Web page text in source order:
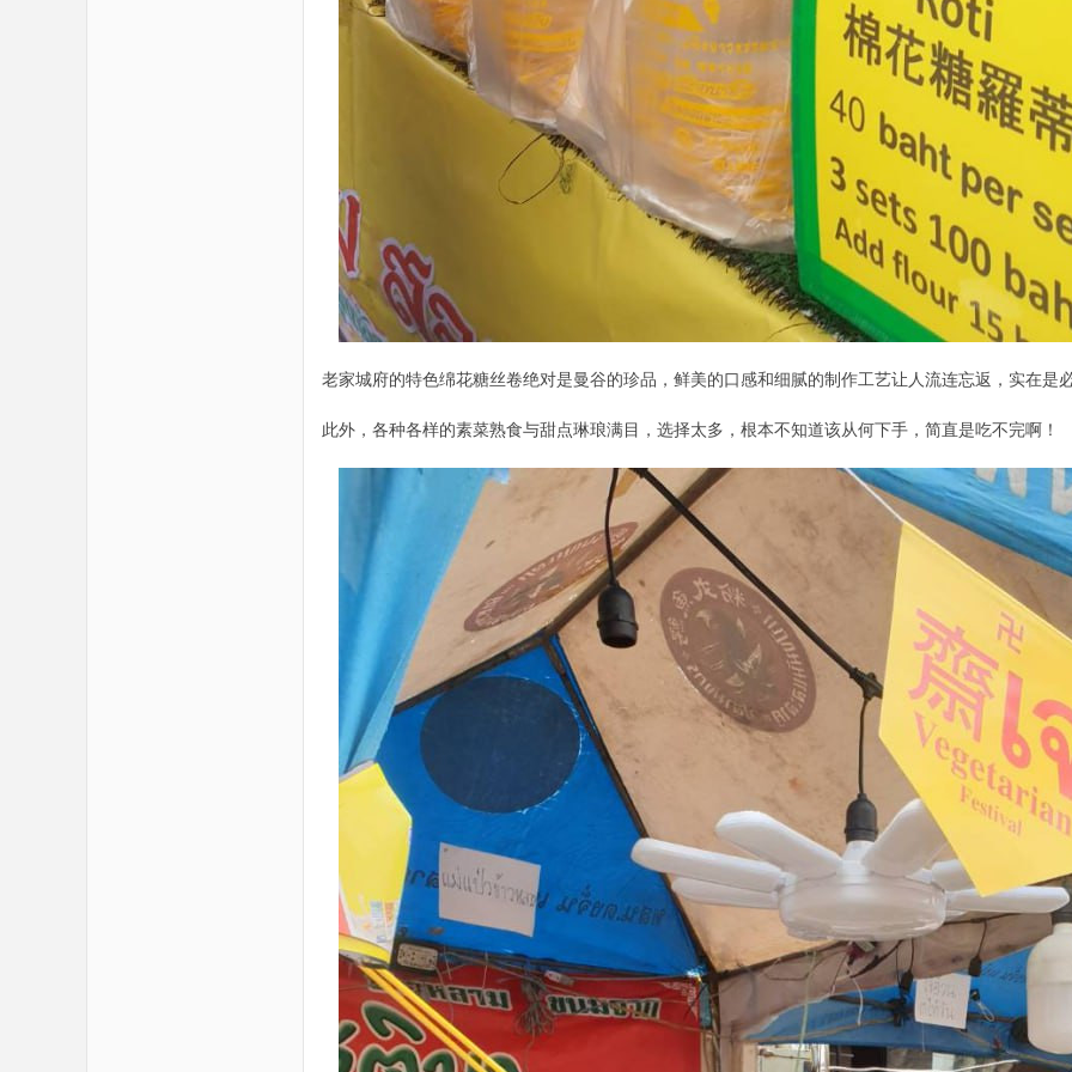
老家城府的特色绵花糖丝卷绝对是曼谷的珍品，鲜美的口感和细腻的制作工艺让人流连忘返，实在是
此外，各种各样的素菜熟食与甜点琳琅满目，选择太多，根本不知道该从何下手，简直是吃不完啊！